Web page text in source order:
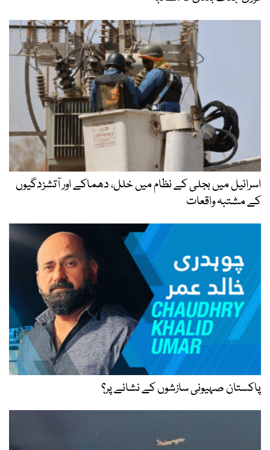
اسرائیل میں بجلی کے نظام میں خلل، دھماکے اور آتشزدگیوں
کے مشتبہ واقعات
پاکستان صہیونی سازشوں کے نشانے پر؟